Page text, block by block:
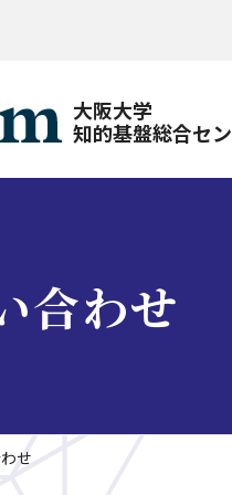
大阪大学
知的基盤総合セ
合わせ
せ